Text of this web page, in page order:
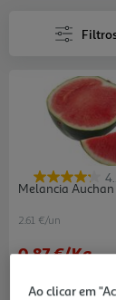
Melancia
2.61 €/un
0,87 €/Kg
Ao clicar em